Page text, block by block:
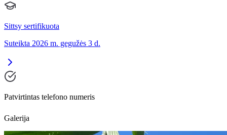
Sittsy sertifikuota
Suteikta 2026 m. gegužės 3 d.
Patvirtintas telefono numeris
Galerija